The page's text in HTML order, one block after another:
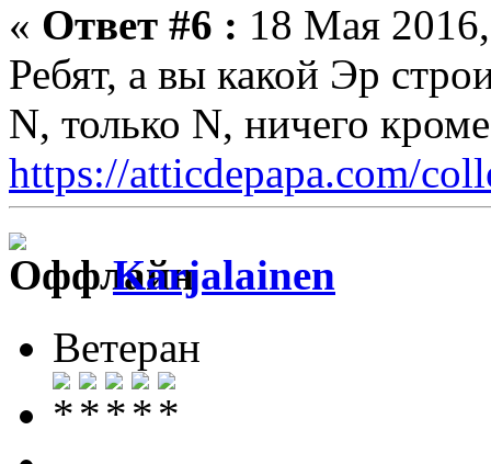
« Ответ #6 : 18 Мая
Ребят, а вы какой Эр
N, только N, ничего
https://atticdepapa.com/
Karjalainen
Ветеран